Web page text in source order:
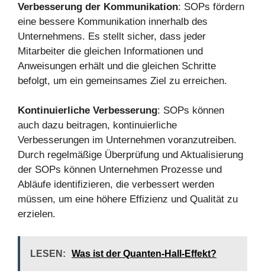
Verbesserung der Kommunikation: SOPs fördern
eine bessere Kommunikation innerhalb des
Unternehmens. Es stellt sicher, dass jeder
Mitarbeiter die gleichen Informationen und
Anweisungen erhält und die gleichen Schritte
befolgt, um ein gemeinsames Ziel zu erreichen.
Kontinuierliche Verbesserung: SOPs können
auch dazu beitragen, kontinuierliche
Verbesserungen im Unternehmen voranzutreiben.
Durch regelmäßige Überprüfung und Aktualisierung
der SOPs können Unternehmen Prozesse und
Abläufe identifizieren, die verbessert werden
müssen, um eine höhere Effizienz und Qualität zu
erzielen.
LESEN: Was ist der Quanten-Hall-Effekt?